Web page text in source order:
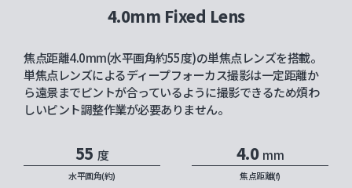
4.0mm Fixed Lens
焦点距離4.0mm(水平画角約55度)の単焦点レンズを搭載。
単焦点レンズによるディープフォーカス撮影は一定距離か
ら遠景までピントが合っているように撮影できるため煩わ
しいピント調整作業が必要ありません。
55 度
水平画角(約)
4.0 mm
焦点距離(f)